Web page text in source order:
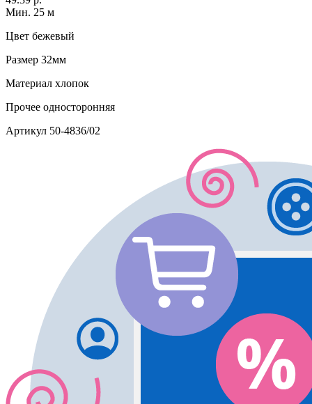
Мин. 25 м
Цвет бежевый
Размер 32мм
Материал хлопок
Прочее односторонняя
Артикул 50-4836/02